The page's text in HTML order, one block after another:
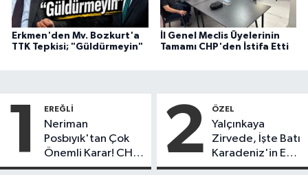
Erkmen'den Mv. Bozkurt'a
TTK Tepkisi; "Güldürmeyin"
İl Genel Meclis Üyelerinin
Tamamı CHP'den İstifa Etti
1 EREĞLI
Neriman
Posbıyık'tan Çok
Önemli Karar! CHP
mi Yeni Parti mi?
2 ÖZEL
Yalçınkaya
Zirvede, İşte Batı
Karadeniz'in En
Başarılı Belediye